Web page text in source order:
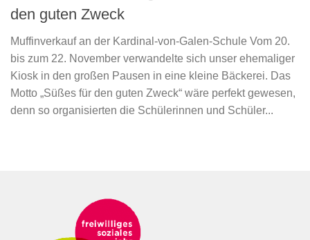
den guten Zweck
Muffinverkauf an der Kardinal-von-Galen-Schule Vom 20.
bis zum 22. November verwandelte sich unser ehemaliger
Kiosk in den großen Pausen in eine kleine Bäckerei. Das
Motto „Süßes für den guten Zweck“ wäre perfekt gewesen,
denn so organisierten die Schülerinnen und Schüler...